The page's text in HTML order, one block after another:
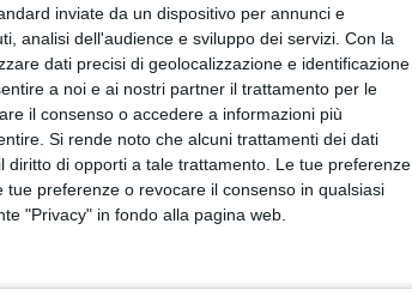
inviate da un dispositivo per annunci e
analisi dell'audience e sviluppo dei servizi. Con la
dati precisi di geolocalizzazione e identificazione
a noi e ai nostri partner il trattamento per le
il consenso o accedere a informazioni più
Si rende noto che alcuni trattamenti dei dati
di opporti a tale trattamento. Le tue preferenze
preferenze o revocare il consenso in qualsiasi
"Privacy" in fondo alla pagina web.